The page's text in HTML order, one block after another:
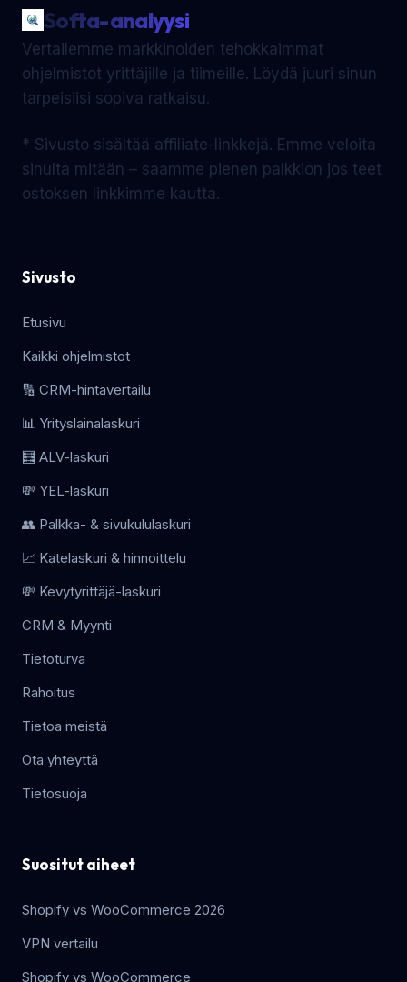
Softa-analyysi
Vertailemme markkinoiden tehokkaimmat
ohjelmistot yrittäjille ja tiimeille. Löydä juuri sinun
tarpeisiisi sopiva ratkaisu.
* Sivusto sisältää affiliate-linkkejä. Emme veloita
sinulta mitään – saamme pienen palkkion jos teet
ostoksen linkkimme kautta.
Sivusto
Etusivu
Kaikki ohjelmistot
🔢 CRM-hintavertailu
📊 Yrityslainalaskuri
🧮 ALV-laskuri
💸 YEL-laskuri
👥 Palkka- & sivukululaskuri
📈 Katelaskuri & hinnoittelu
💸 Kevytyrittäjä-laskuri
CRM & Myynti
Tietoturva
Rahoitus
Tietoa meistä
Ota yhteyttä
Tietosuoja
Suositut aiheet
Shopify vs WooCommerce 2026
VPN vertailu
Shopify vs WooCommerce